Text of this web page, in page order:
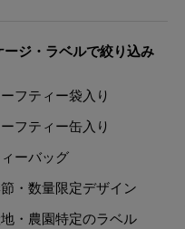
ージ・ラベルで絞り込み
フティー袋入り
フティー缶入り
ーバッグ
・数量限定デザイン
・農園特定のラベル